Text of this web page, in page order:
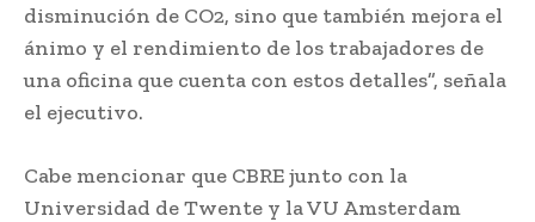
disminución de CO2, sino que también mejora el
ánimo y el rendimiento de los trabajadores de
una oficina que cuenta con estos detalles”, señala
el ejecutivo.
Cabe mencionar que CBRE junto con la
Universidad de Twente y la VU Amsterdam